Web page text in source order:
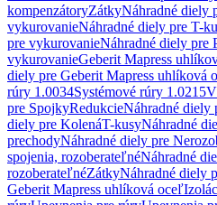
kompenzátoryZátkyNáhradné diely
vykurovanieNáhradné diely pre T-
pre vykurovanieNáhradné diely pre
vykurovanieGeberit Mapress
diely pre Geberit Mapress uhlíková
rúry 1.0034Systémové rúry 1.0215
pre SpojkyRedukcieNáhradné diely
diely pre KolenáT-kusyNáhradné
prechodyNáhradné diely pre
spojenia, rozoberateľnéNáhradné
rozoberateľnéZátkyNáhradné diely
Geberit Mapress uhlíková oceľ